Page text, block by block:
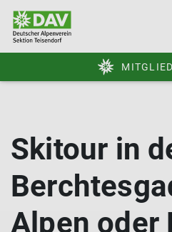
Skitour in
Alpen oder